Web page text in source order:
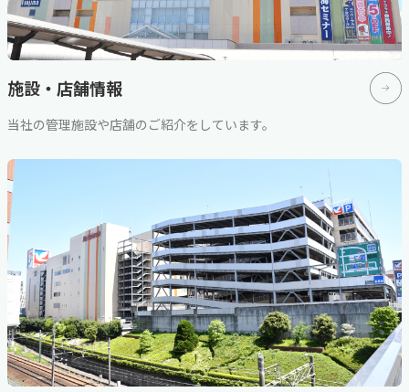
施設・店舗情報
当社の管理施設や店舗のご紹介をしています。